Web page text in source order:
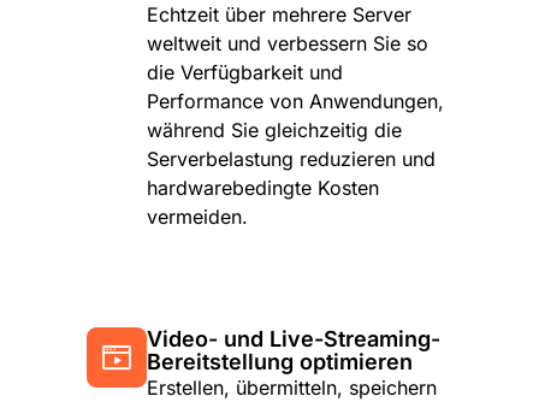
Echtzeit über mehrere Server
weltweit und verbessern Sie so
die Verfügbarkeit und
Performance von Anwendungen,
während Sie gleichzeitig die
Serverbelastung reduzieren und
hardwarebedingte Kosten
vermeiden.
Video- und Live-Streaming-
Bereitstellung optimieren
Erstellen, übermitteln, speichern